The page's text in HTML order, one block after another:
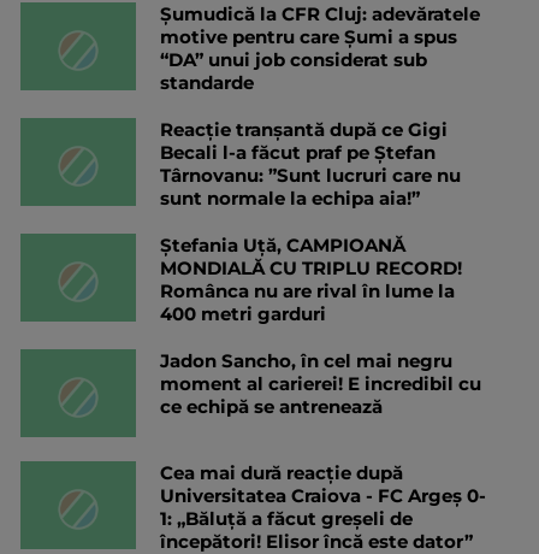
Șumudică la CFR Cluj: adevăratele
motive pentru care Șumi a spus
“DA” unui job considerat sub
standarde
Reacție tranșantă după ce Gigi
Becali l-a făcut praf pe Ștefan
Târnovanu: ”Sunt lucruri care nu
sunt normale la echipa aia!”
Ștefania Uță, CAMPIOANĂ
MONDIALĂ CU TRIPLU RECORD!
Românca nu are rival în lume la
400 metri garduri
Jadon Sancho, în cel mai negru
moment al carierei! E incredibil cu
ce echipă se antrenează
Cea mai dură reacție după
Universitatea Craiova - FC Argeș 0-
1: „Băluță a făcut greșeli de
începători! Elisor încă este dator”